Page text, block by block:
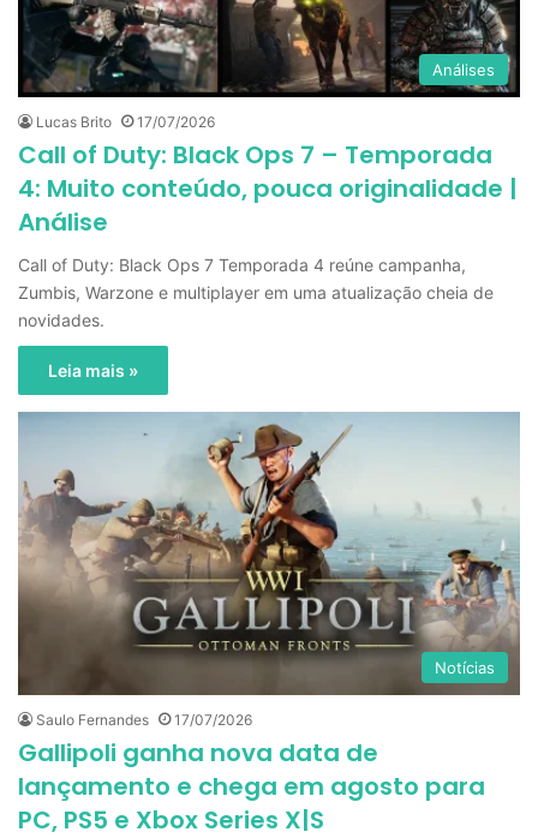
Análises
Lucas Brito 17/07/2026
Call of Duty: Black Ops 7 – Temporada
4: Muito conteúdo, pouca originalidade |
Análise
Call of Duty: Black Ops 7 Temporada 4 reúne campanha,
Zumbis, Warzone e multiplayer em uma atualização cheia de
novidades.
Leia mais »
Notícias
Saulo Fernandes 17/07/2026
Gallipoli ganha nova data de
lançamento e chega em agosto para
PC, PS5 e Xbox Series X|S